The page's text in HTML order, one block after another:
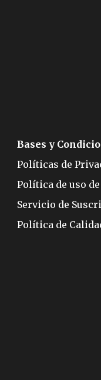
Bases y
Políticas de
Política de uso
Servicio de
Política de